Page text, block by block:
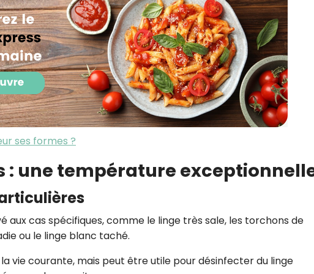
ses formes ?
: une température
aux cas spécifiques, comme le linge très sale, les torchons de
ou le linge blanc taché.
vie courante, mais peut être utile pour désinfecter du linge